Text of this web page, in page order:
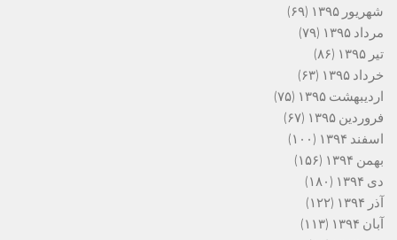
شهریور ۱۳۹۵
(۶۹)
مرداد ۱۳۹۵
(۷۹)
تیر ۱۳۹۵
(۸۶)
خرداد ۱۳۹۵
(۶۳)
اردیبهشت ۱۳۹۵
(۷۵)
فروردین ۱۳۹۵
(۶۷)
اسفند ۱۳۹۴
(۱۰۰)
بهمن ۱۳۹۴
(۱۵۶)
دی ۱۳۹۴
(۱۸۰)
آذر ۱۳۹۴
(۱۲۲)
آبان ۱۳۹۴
(۱۱۳)